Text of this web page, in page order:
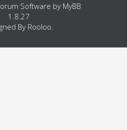
Software by MyBB
1.8.27
By Rooloo.